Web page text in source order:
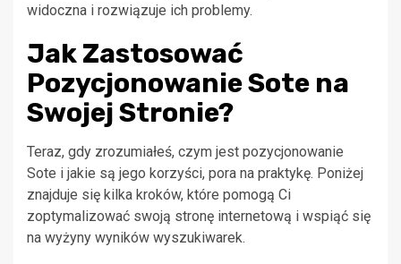
widoczna i rozwiązuje ich problemy.
Jak Zastosować
Pozycjonowanie Sote na
Swojej Stronie?
Teraz, gdy zrozumiałeś, czym jest pozycjonowanie
Sote i jakie są jego korzyści, pora na praktykę. Poniżej
znajduje się kilka kroków, które pomogą Ci
zoptymalizować swoją stronę internetową i wspiąć się
na wyżyny wyników wyszukiwarek.